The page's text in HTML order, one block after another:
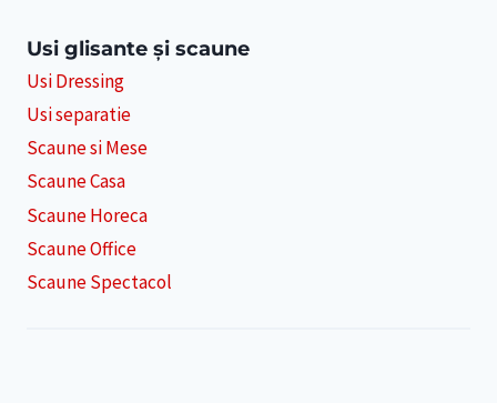
Usi glisante și scaune
Usi Dressing
Usi separatie
Scaune si Mese
Scaune Casa
Scaune Horeca
Scaune Office
Scaune Spectacol